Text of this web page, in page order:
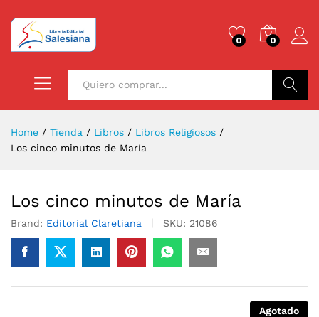
0 0
Home / Tienda / Libros / Libros Religiosos /
Los cinco minutos de María
Los cinco minutos de María
Brand: Editorial Claretiana SKU: 21086
Agotado